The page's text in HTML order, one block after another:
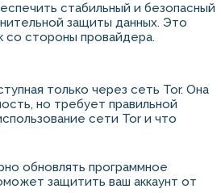
стабильный и безопасный
защиты данных. Это
со стороны провайдера.
только через сеть Tor. Она
но требует правильной
сети Tor и что
обновлять программное
защитить ваш аккаунт от